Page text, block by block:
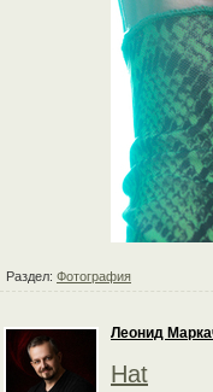
Раздел: Фотография
Леонид
Hat